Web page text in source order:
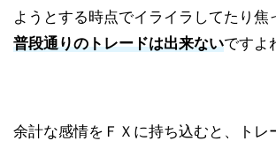
ようとする時点でイライラしてたり焦
普段通りのトレードは出来ないです
余計な感情をＦＸに持ち込むと、トレ